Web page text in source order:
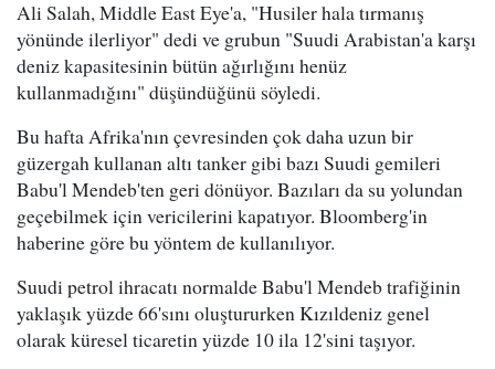
Ali Salah, Middle East Eye'a, "Husiler hala tırmanış
yönünde ilerliyor" dedi ve grubun "Suudi Arabistan'a karşı
deniz kapasitesinin bütün ağırlığını henüz
kullanmadığını" düşündüğünü söyledi.
Bu hafta Afrika'nın çevresinden çok daha uzun bir
güzergah kullanan altı tanker gibi bazı Suudi gemileri
Babu'l Mendeb'ten geri dönüyor. Bazıları da su yolundan
geçebilmek için vericilerini kapatıyor. Bloomberg'in
haberine göre bu yöntem de kullanılıyor.
Suudi petrol ihracatı normalde Babu'l Mendeb trafiğinin
yaklaşık yüzde 66'sını oluştururken Kızıldeniz genel
olarak küresel ticaretin yüzde 10 ila 12'sini taşıyor.